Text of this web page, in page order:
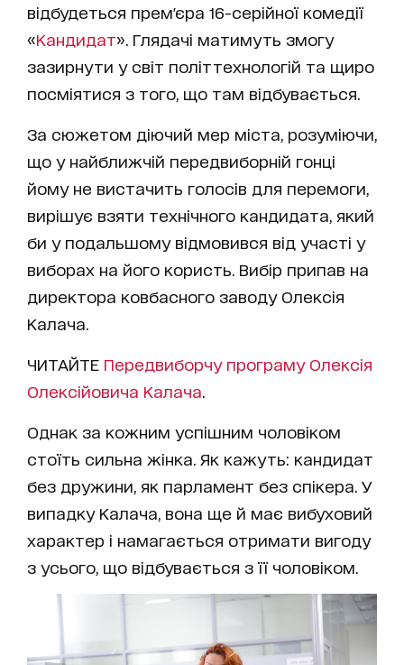
відбудеться прем'єра 16-серійної комедії
«Кандидат». Глядачі матимуть змогу
зазирнути у світ політтехнологій та щиро
посміятися з того, що там відбувається.
За сюжетом діючий мер міста, розуміючи,
що у найближчій передвиборній гонці
йому не вистачить голосів для перемоги,
вирішує взяти технічного кандидата, який
би у подальшому відмовився від участі у
виборах на його користь. Вибір припав на
директора ковбасного заводу Олексія
Калача.
ЧИТАЙТЕ Передвиборчу програму Олексія
Олексійовича Калача
Однак за кожним успішним чоловіком
стоїть сильна жінка. Як кажуть: кандидат
без дружини, як парламент без спікера. У
випадку Калача, вона ще й має вибуховий
характер і намагається отримати вигоду
з усього, що відбувається з її чоловіком.